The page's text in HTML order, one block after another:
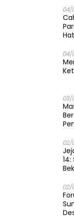
04/
04/
03/
02/
02/